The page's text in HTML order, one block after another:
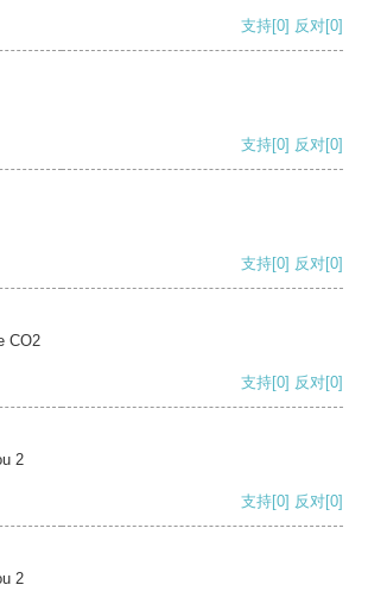
支持[0] 反对[0]
支持[0] 反对[0]
支持[0] 反对[0]
CO2
支持[0] 反对[0]
2
支持[0] 反对[0]
2